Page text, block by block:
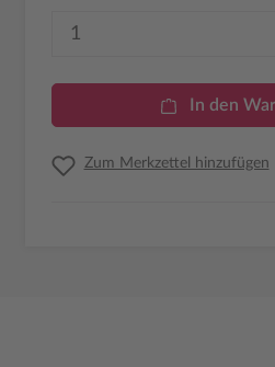
Produkt Anzahl:
In den
Zum Merkzettel hinzufügen